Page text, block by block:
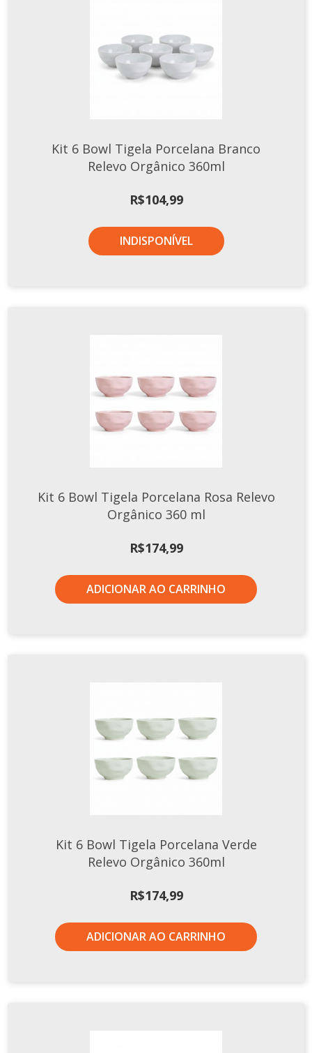
Kit 6 Bowl Tigela Porcelana Branco
Relevo Orgânico 360ml
R$104,99
INDISPONÍVEL
Kit 6 Bowl Tigela Porcelana Rosa Relevo
Orgânico 360 ml
R$174,99
ADICIONAR AO CARRINHO
Kit 6 Bowl Tigela Porcelana Verde
Relevo Orgânico 360ml
R$174,99
ADICIONAR AO CARRINHO